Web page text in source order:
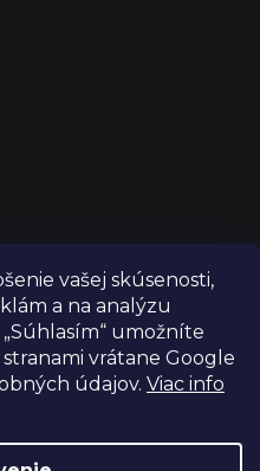
vašej skúsenosti,
a na analýzu
umožníte
vrátane Google
údajov. Viac info
. Všetky práva vyhradené.
cookies